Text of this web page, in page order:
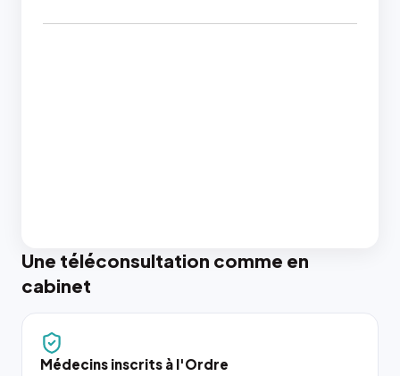
Une téléconsultation comme en
cabinet
Médecins inscrits à l'Ordre